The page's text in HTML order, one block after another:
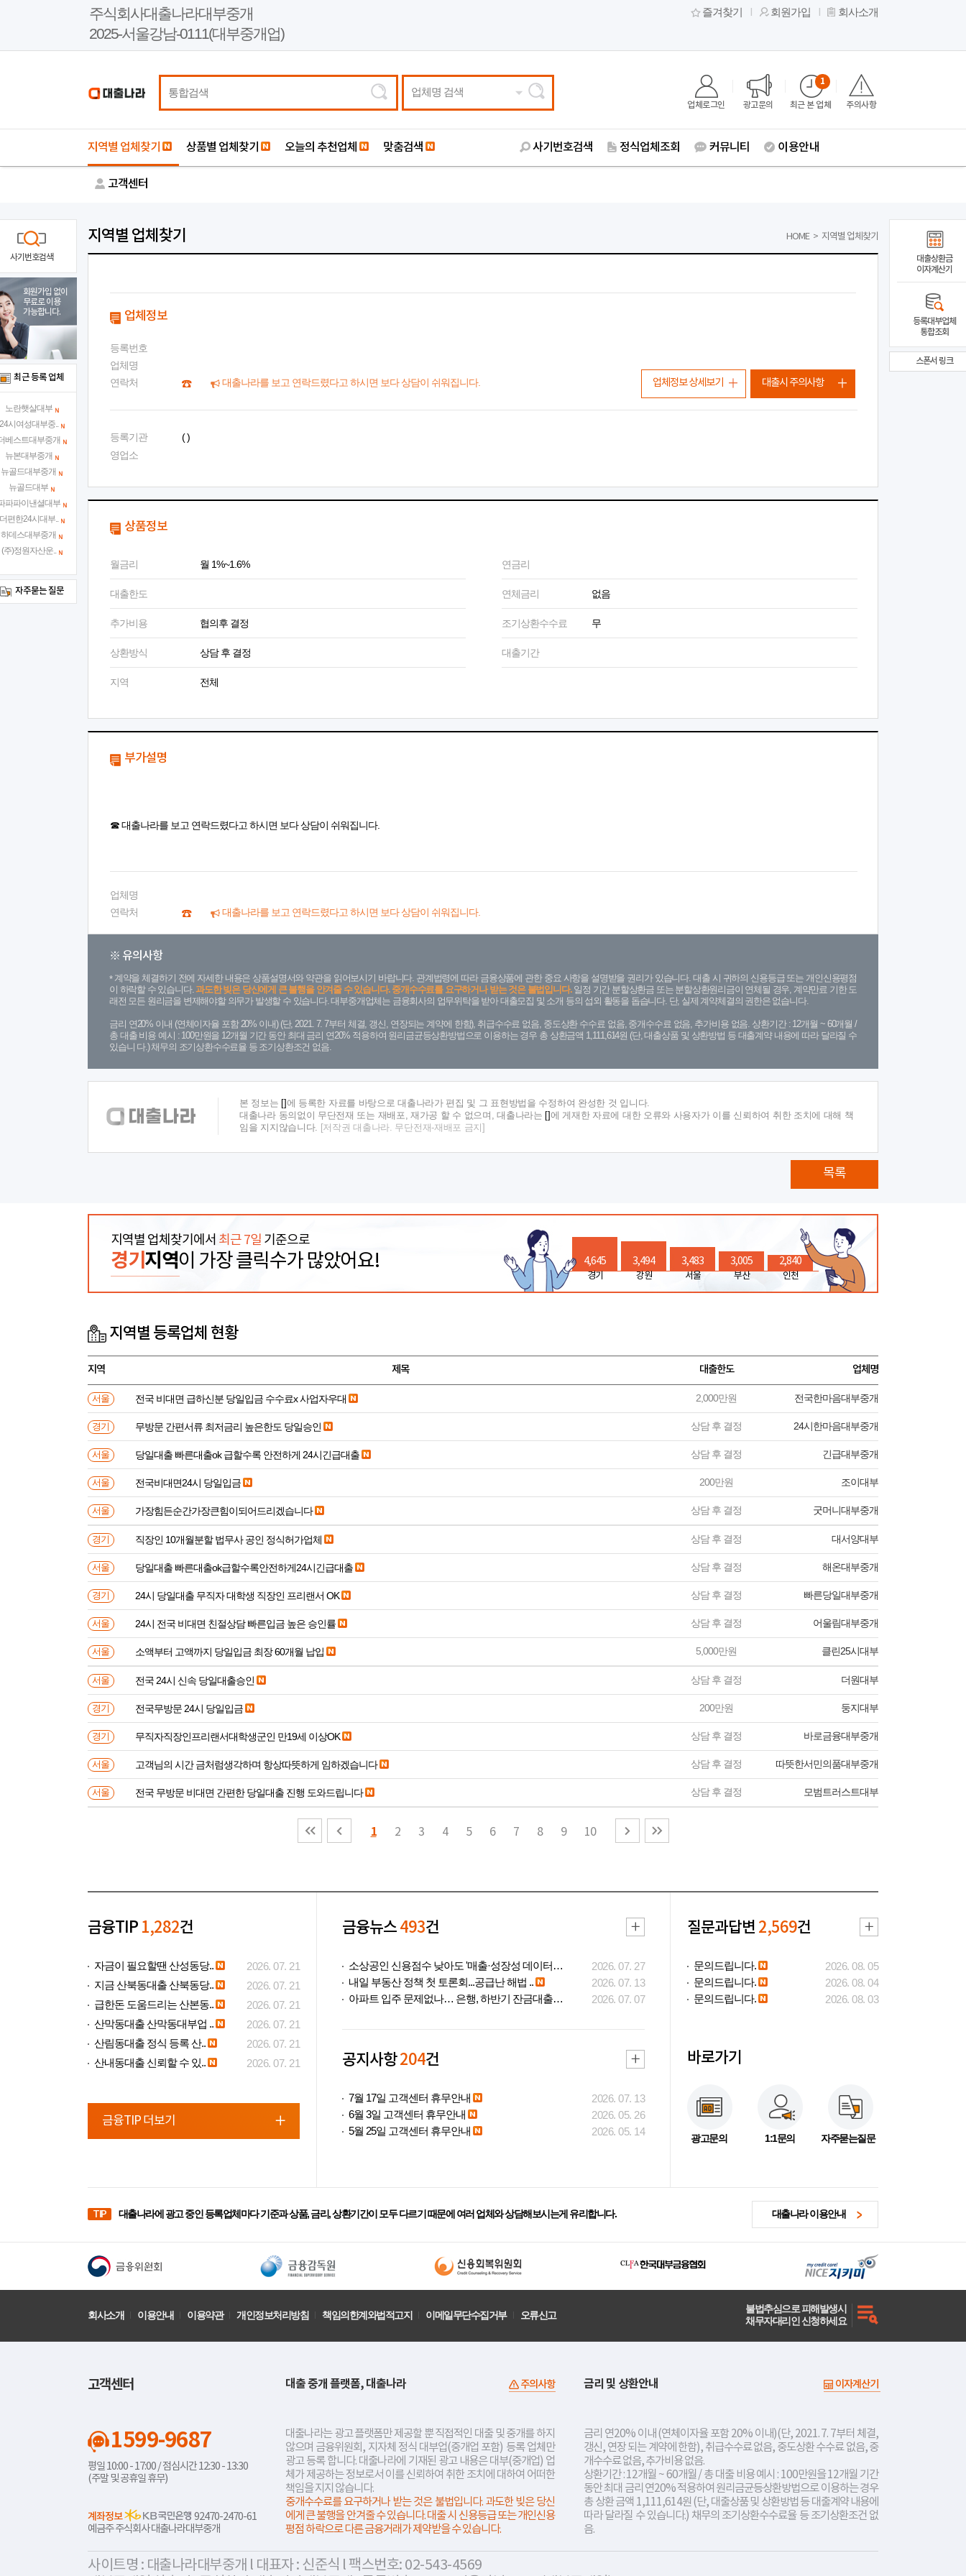
주식회사대출나라대부중개
2025-서울강남-0111(대부중개업)
즐겨찾기 회원가입 회사소개
업체명 검색
업체로그인 광고문의 최근 본 업체
1
주의사항
지역별 업체찾기 상품별 업체찾기 오늘의 추천업체 맞춤검색 사기번호검색 정식업체조회 커뮤니티 이용안내
고객센터
지역별 업체찾기 HOME > 지역별 업체찾기
업체정보
등록번호
업체명
연락처
대출나라를 보고 연락드렸다고 하시면 보다 상담이 쉬워집니다.
등록기관
( )
영업소
업체정보 상세보기 대출시 주의사항
상품정보
월금리 월 1%~1.6% 연금리
대출한도 연체금리 없음
추가비용 협의후 결정 조기상환수수료 무
상환방식 상담 후 결정 대출기간
지역 전체
부가설명
☎ 대출나라를 보고 연락드렸다고 하시면 보다 상담이 쉬워집니다.
업체명
연락처
대출나라를 보고 연락드렸다고 하시면 보다 상담이 쉬워집니다.
※ 유의사항
계약을 체결하기 전에 자세한 내용은 상품설명서와 약관을 읽어보시기 바랍니다. 관계법령에 따라 금융상품에 관한 중요 사항을 설명받을 권리가 있습니다. 대출 시 귀하의 신용등급 또는 개인신용평점
이 하락할 수 있습니다.과도한 빚은 당신에게 큰 불행을 안겨줄 수 있습니다. 중개수수료를 요구하거나 받는 것은 불법입니다.일정 기간 분할상환금 또는 분할상환원리금이 연체될 경우, 계약만료 기한 도
래전 모든 원리금을 변제해야할 의무가 발생할 수 있습니다. 대부중개업체는 금융회사의 업무위탁을 받아 대출모집 및 소개 등의 섭외 활동을 돕습니다. 단, 실제 계약체결의 권한은 없습니다.
금리 연20% 이내 (연체이자율 포함 20% 이내) (단, 2021. 7. 7부터 체결, 갱신, 연장되는 계약에 한함), 취급수수료 없음, 중도상환 수수료 없음, 중개수수료 없음, 추가비용 없음. 상환기간 : 12개월 ~ 60개월 /
총 대출 비용 예시 : 100만원을 12개월 기간 동안 최대 금리 연20% 적용하여 원리금균등상환방법으로 이용하는 경우 총 상환금액 1,111,614원 (단, 대출상품 및 상환방법 등 대출계약 내용에 따라 달라질 수
있습니 다.) 채무의 조기상환수수료율 등 조기상환조건 없음.
본 정보는
에 등록한 자료를 바탕으로 대출나라가 편집 및 그 표현방법을 수정하여 완성한 것 입니다.
대출나라 동의없이 무단전재 또는 재배포, 재가공 할 수 없으며, 대출나라는
에 게재한 자료에 대한 오류와 사용자가 이를 신뢰하여 취한 조치에 대해 책
임을 지지않습니다.
[저작권 대출나라. 무단전재-재배포 금지]
목록
지역별 업체찾기에서 최근 7일 기준으로
경기 지역이 가장 클릭수가 많았어요! 4,645
경기
3,494
강원
3,483
서울
3,005
부산
2,840
인천
지역별 등록업체 현황
지역 제목 대출한도 업체명
서울 전국 비대면 급하신분 당일입금 수수료x 사업자우대 2,000만원 전국한마음대부중개
경기 무방문 간편서류 최저금리 높은한도 당일승인 상담 후 결정 24시한마음대부중개
서울 당일대출 빠른대출ok 급할수록 안전하게 24시긴급대출 상담 후 결정 긴급대부중개
서울 전국비대면24시 당일입금 200만원 조이대부
서울 가장힘든순간가장큰힘이되어드리겠습니다 상담 후 결정 굿머니대부중개
경기 직장인 10개월분할 법무사 공인 정식허가업체 상담 후 결정 대서양대부
서울 당일대출 빠른대출ok급할수록안전하게24시긴급대출 상담 후 결정 해온대부중개
경기 24시 당일대출 무직자 대학생 직장인 프리랜서 OK 상담 후 결정 빠른당일대부중개
서울 24시 전국 비대면 친절상담 빠른입금 높은 승인률 상담 후 결정 어울림대부중개
서울 소액부터 고액까지 당일입금 최장 60개월 납입 5,000만원 클린25시대부
서울 전국 24시 신속 당일대출승인 상담 후 결정 더원대부
경기 전국무방문 24시 당일입금 200만원 둥지대부
경기 무직자직장인프리랜서대학생군인 만19세 이상OK 상담 후 결정 바로금융대부중개
서울 고객님의 시간 금처럼생각하며 항상따뜻하게 임하겠습니다 상담 후 결정 따뜻한서민의품대부중개
서울 전국 무방문 비대면 간편한 당일대출 진행 도와드립니다 상담 후 결정 모범트러스트대부
1 2 3 4 5 6 7 8 9 10
사기번호검색
회원가입 없이
무료로 이용
가능합니다.
최근 등록 업체
노란햇살대부
시여성대부중..
베스트대부중개
뉴본대부중개
뉴골드대부중개
뉴골드대부
파파이낸셜대부
편한24시대부..
하데스대부중개
(주)정원자산운..
자주묻는 질문
대출상환금
이자계산기
등록대부업체
통합조회
스폰서 링크
금융TIP 1,282건
자금이 필요할땐 산성동당..
2026. 07. 21
지금 산북동대출 산북동당..
2026. 07. 21
급한돈 도움드리는 산본동..
2026. 07. 21
산막동대출 산막동대부업 ..
2026. 07. 21
산림동대출 정식 등록 산..
2026. 07. 21
산내동대출 신뢰할 수 있..
2026. 07. 21
금융TIP 더보기
금융뉴스493건
소상공인 신용점수 낮아도 '매출·성장성 데이터..
2026. 07. 27
내일 부동산 정책 첫 토론회...공급난 해법 ..
2026. 07. 13
아파트 입주 문제없나… 은행, 하반기 잔금대출..
2026. 07. 07
공지사항204건
7월 17일 고객센터 휴무안내
2026. 07. 13
6월 3일 고객센터 휴무안내
2026. 05. 26
5월 25일 고객센터 휴무안내
2026. 05. 14
질문과답변 2,569건
문의드립니다.
2026. 08. 05
문의드립니다.
2026. 08. 04
문의드립니다.
2026. 08. 03
바로가기
광고문의 1:1문의 자주묻는질문
TIP 대출나라에 광고 중인 등록업체마다 기준과 상품, 금리, 상환기간이 모두 다르기 때문에 여러 업체와 상담해보시는게 유리합니다. 대출나라 이용안내
회사소개 이용안내 이용약관 개인정보처리방침 책임의한계와법적고지 이메일무단수집거부 오류신고
불법추심으로 피해발생시
채무자대리인 신청하세요
고객센터
1599-9687
평일 10:00 - 17:00 / 점심시간 12:30 - 13:30
(주말 및 공휴일 휴무)
계좌정보
92470-2470-61
예금주 주식회사 대출나라대부중개
대출 중개 플랫폼, 대출나라 주의사항
대출나라는 광고 플랫폼만 제공할 뿐 직접적인 대출 및 중개를 하지
않으며 금융위원회, 지자체 정식 대부업(중개업 포함) 등록 업체만
광고 등록 합니다. 대출나라에 기재된 광고 내용은 대부(중개업) 업
체가 제공하는 정보로서 이를 신뢰하여 취한 조치에 대하여 어떠한
책임을 지지 않습니다.
중개수수료를 요구하거나 받는 것은 불법입니다. 과도한 빚은 당신
에게 큰 불행을 안겨줄 수 있습니다. 대출 시 신용등급 또는 개인신용
평점 하락으로 다른 금융거래가 제약받을 수 있습니다.
금리 및 상환안내 이자계산기
금리 연20% 이내 (연체이자율 포함 20% 이내)(단, 2021. 7. 7부터 체결,
갱신, 연장 되는 계약에 한함), 취급수수료 없음, 중도상환 수수료 없음, 중
개수수료 없음, 추가비용 없음.
상환기간 : 12개월 ~ 60개월 / 총 대출 비용 예시 : 100만원을 12개월 기간
동안 최대 금리 연20% 적용하여 원리금균등상환방법으로 이용하는 경우
총 상환 금액 1,111,614원 (단, 대출상품 및 상환방법 등 대출계약 내용에
따라 달라질 수 있습니다.) 채무의 조기상환수수료율 등 조기상환조건 없
음.
사이트명 : 대출나라대부중개 l 대표자 : 신준식 l 팩스번호: 02-543-4569